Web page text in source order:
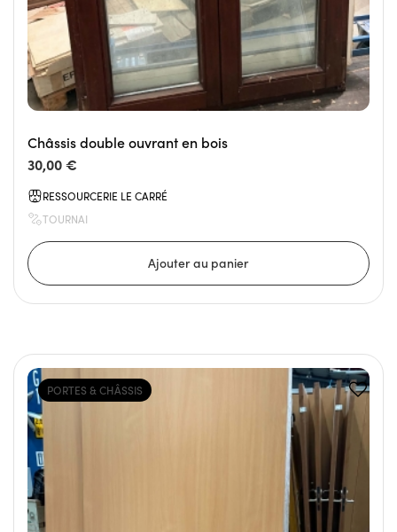
Châssis double ouvrant en bois
30,00 €
RESSOURCERIE LE CARRÉ
TOURNAI
PORTES & CHÂSSIS